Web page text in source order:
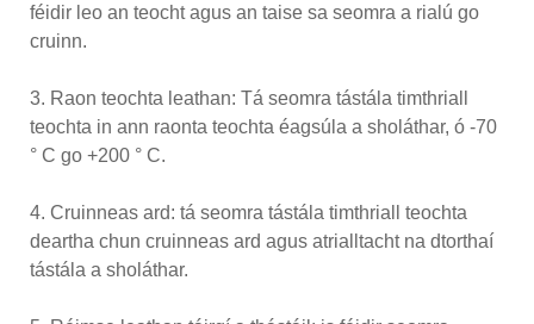
féidir leo an teocht agus an taise sa seomra a rialú go
cruinn.
3. Raon teochta leathan: Tá seomra tástála timthriall
teochta in ann raonta teochta éagsúla a sholáthar, ó -70
° C go +200 ° C.
4. Cruinneas ard: tá seomra tástála timthriall teochta
deartha chun cruinneas ard agus atrialltacht na dtorthaí
tástála a sholáthar.